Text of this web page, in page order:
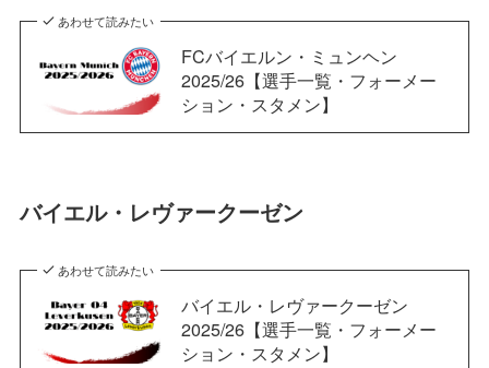
あわせて読みたい
FCバイエルン・ミュンヘン
2025/26【選手一覧・フォーメー
ション・スタメン】
バイエル・レヴァークーゼン
あわせて読みたい
バイエル・レヴァークーゼン
2025/26【選手一覧・フォーメー
ション・スタメン】